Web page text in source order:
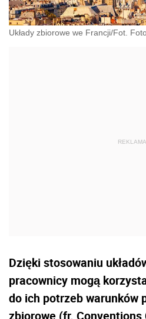
Układy zbiorowe we Francji/Fot.
Dzięki stosowaniu
pracownicy mogą
do ich potrzeb warunków
zbiorowe (fr.